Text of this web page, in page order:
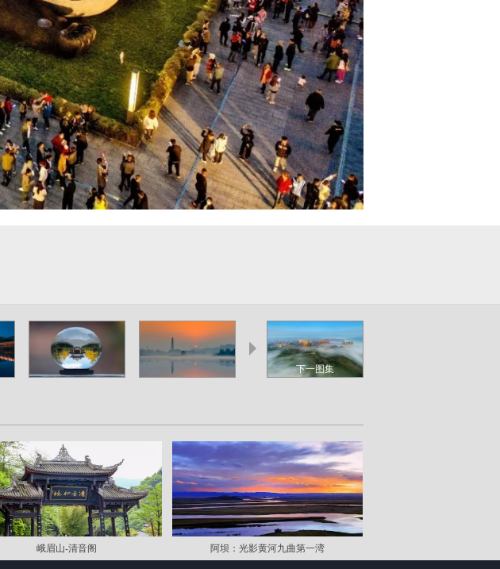
下一图集
峨眉山-清音阁 阿坝：光影黄河九曲第一湾